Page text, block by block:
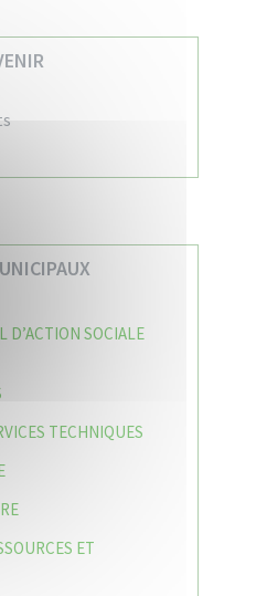
D’ACTION SOCIALE
TECHNIQUES
ET